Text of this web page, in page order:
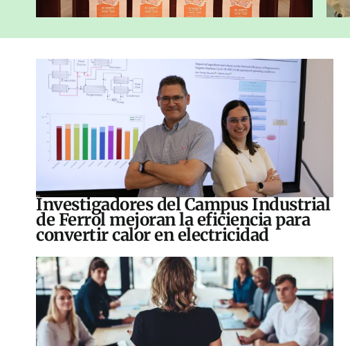
Investigadores del Campus Industrial
de Ferrol mejoran la eficiencia para
convertir calor en electricidad